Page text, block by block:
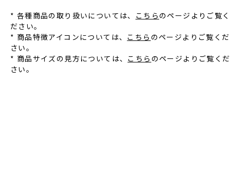
* 各種商品の取り扱いについては、 こちら のページよりご覧く
ださい。
* 商品特徴アイコンについては、 こちら のページよりご覧くだ
さい。
* 商品サイズの見方については、 こちら のページよりご覧くだ
さい。